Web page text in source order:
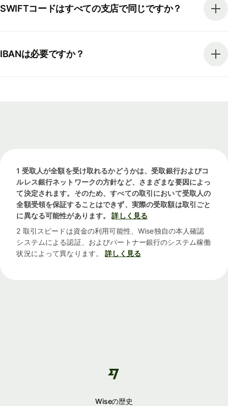
SWIFTコードはすべての支店で同じですか？
IBANは必要ですか？
1 受取人が全額を受け取れるかどうかは、受取銀行およびコ
ルレス銀行ネットワークの方針など、さまざまな要因によっ
て決定されます。そのため、すべての取引において受取人の
全額受領を保証することはできず、実際の受取額は取引ごと
に異なる可能性があります。
詳しく見る
2 取引スピードは資金の利用可能性、Wise独自の本人確認
システムによる認証、およびパートナー銀行のシステム稼働
状況によって異なります。
詳しく見る
Wiseの歴史